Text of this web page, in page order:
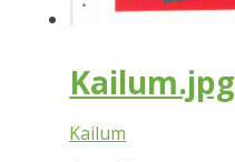
Kailum.jpg
Kailum